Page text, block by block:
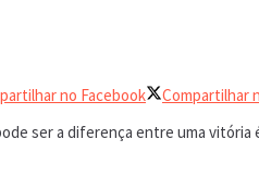
no Facebook Compartilhar
ser a diferença entre uma